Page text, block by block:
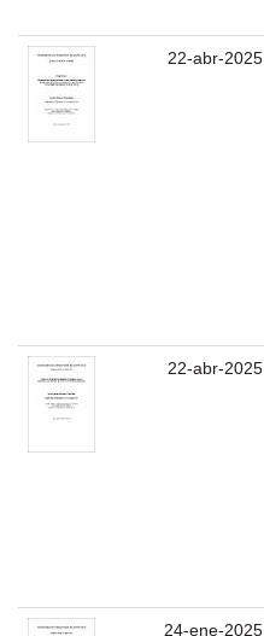
22-abr-2025
22-abr-2025
24-ene-2025